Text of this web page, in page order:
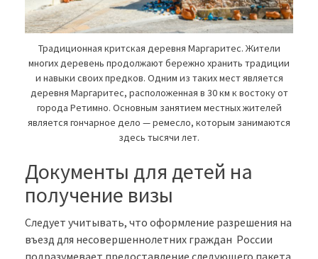
Традиционная критская деревня Маргаритес. Жители
многих деревень продолжают бережно хранить традиции
и навыки своих предков. Одним из таких мест является
деревня Маргаритес, расположенная в 30 км к востоку от
города Ретимно. Основным занятием местных жителей
является гончарное дело — ремесло, которым занимаются
здесь тысячи лет.
Документы для детей на
получение визы
Следует учитывать, что оформление разрешения на
въезд для несовершеннолетних граждан России